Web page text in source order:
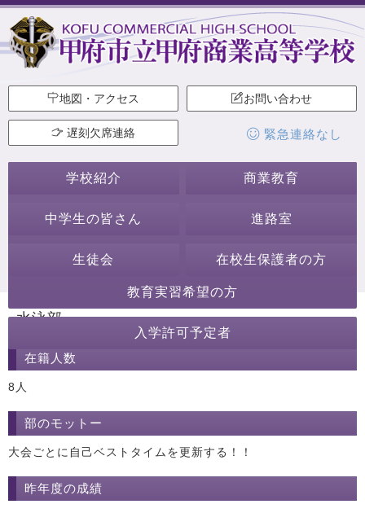
地図・アクセス お問い合わせ
遅刻欠席連絡 緊急連絡なし
学校紹介 商業教育
中学生の皆さん 進路室
生徒会 在校生保護者の方
教育実習希望の方
入学許可予定者
水泳部
在籍人数
8人
部のモットー
大会ごとに自己ベストタイムを更新する！！
昨年度の成績